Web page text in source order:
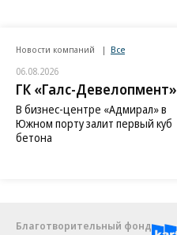
Новости компаний Все
06.08.2026
ГК «Галс-Девелопмент»
В бизнес-центре «Адмирал» в
Южном порту залит первый куб
бетона
Благотворительный фонд